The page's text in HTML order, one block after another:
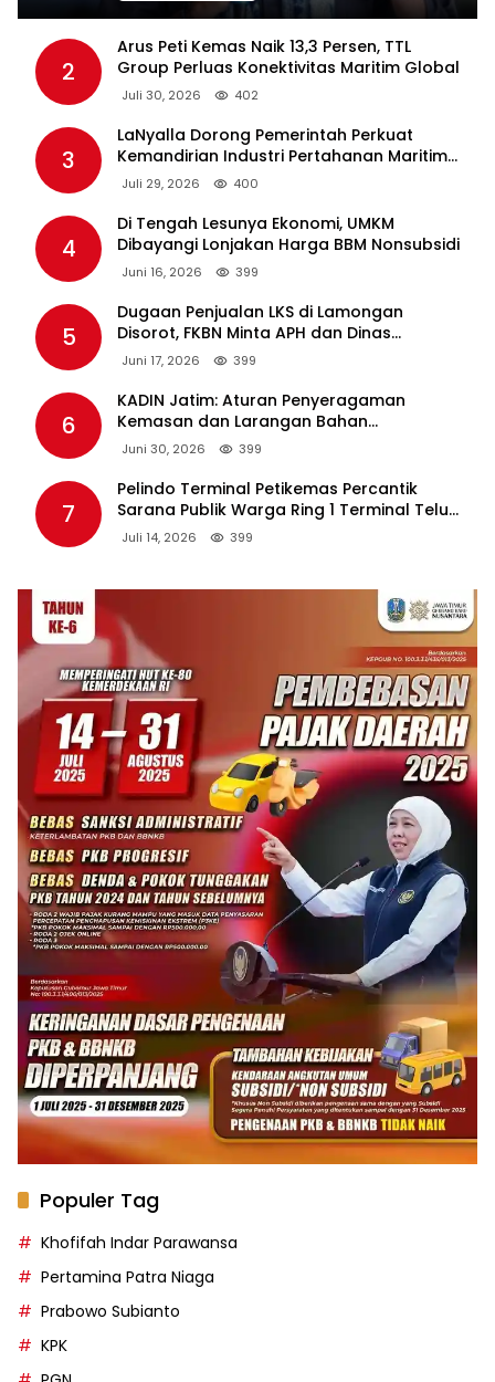
2
Arus Peti Kemas Naik 13,3 Persen, TTL
Group Perluas Konektivitas Maritim Global
Juli 30, 2026 402
3
LaNyalla Dorong Pemerintah Perkuat
Kemandirian Industri Pertahanan Maritim
Lewat PT PAL
Juli 29, 2026 400
4
Di Tengah Lesunya Ekonomi, UMKM
Dibayangi Lonjakan Harga BBM Nonsubsidi
Juni 16, 2026 399
5
Dugaan Penjualan LKS di Lamongan
Disorot, FKBN Minta APH dan Dinas
Pendidikan Bertindak Tegas.
Juni 17, 2026 399
6
KADIN Jatim: Aturan Penyeragaman
Kemasan dan Larangan Bahan
Tambahan Berpotensi Ganggu Industri
Juni 30, 2026 399
7
Pelindo Terminal Petikemas Percantik
Sarana Publik Warga Ring 1 Terminal Teluk
Lamong Lewat Program TJSL
Juli 14, 2026 399
Populer Tag
Khofifah Indar Parawansa
Pertamina Patra Niaga
Prabowo Subianto
KPK